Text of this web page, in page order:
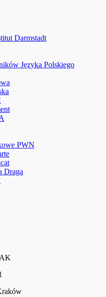
Darmstadt
Języka Polskiego
PWN
Draga